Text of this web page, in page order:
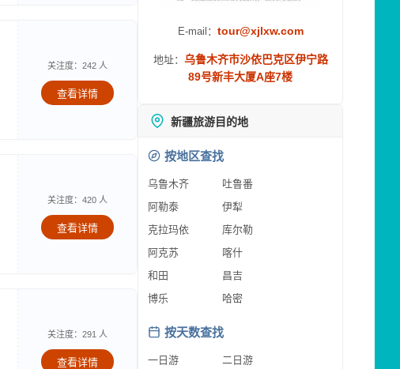
关注度：242 人
查看详情
关注度：420 人
查看详情
关注度：291 人
查看详情
E-mail： tour@xjlxw.com
地址： 乌鲁木齐市沙依巴克区伊宁路
89号新丰大厦A座7楼
新疆旅游目的地
按地区查找
乌鲁木齐
吐鲁番
阿勒泰
伊犁
克拉玛依
库尔勒
阿克苏
喀什
和田
昌吉
博乐
哈密
按天数查找
一日游
二日游